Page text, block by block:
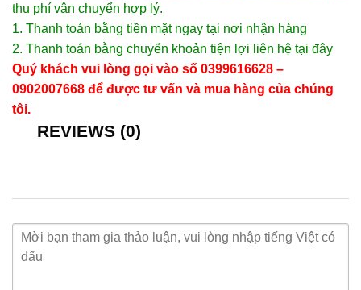
thu phí vận chuyển hợp lý.
1. Thanh toán bằng tiền mặt ngay tại nơi nhận hàng
2. Thanh toán bằng chuyển khoản tiện lợi liên hệ tại đây
Quý khách vui lòng gọi vào số 0399616628 –
0902007668 để được tư vấn và mua hàng của chúng
tôi.
REVIEWS (0)